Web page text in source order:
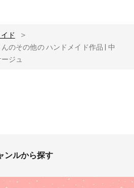
ド ＞
のその他の ハンドメイド作品 | 中
ジュ
ンルから探す